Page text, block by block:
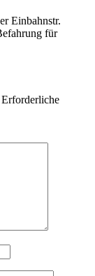
Einbahnstr.
für
Erforderliche